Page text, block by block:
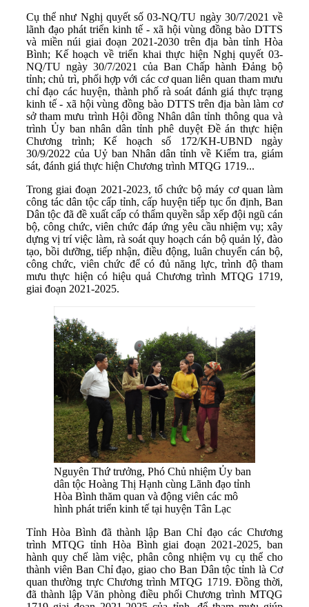
Cụ thể như Nghị quyết số 03-NQ/TU ngày 30/7/2021 về
lãnh đạo phát triển kinh tế - xã hội vùng đồng bào DTTS
và miền núi giai đoạn 2021-2030 trên địa bàn tỉnh Hòa
Bình; Kế hoạch về triển khai thực hiện Nghị quyết 03-
NQ/TU ngày 30/7/2021 của Ban Chấp hành Đảng bộ
tỉnh; chủ trì, phối hợp với các cơ quan liên quan tham mưu
chỉ đạo các huyện, thành phố rà soát đánh giá thực trạng
kinh tế - xã hội vùng đồng bào DTTS trên địa bàn làm cơ
sở tham mưu trình Hội đồng Nhân dân tỉnh thông qua và
trình Ủy ban nhân dân tỉnh phê duyệt Đề án thực hiện
Chương trình; Kế hoạch số 172/KH-UBND ngày
30/9/2022 của Uỷ ban Nhân dân tỉnh về Kiểm tra, giám
sát, đánh giá thực hiện Chương trình MTQG 1719...
Trong giai đoạn 2021-2023, tổ chức bộ máy cơ quan làm
công tác dân tộc cấp tỉnh, cấp huyện tiếp tục ổn định, Ban
Dân tộc đã đề xuất cấp có thẩm quyền sắp xếp đội ngũ cán
bộ, công chức, viên chức đáp ứng yêu cầu nhiệm vụ; xây
dựng vị trí việc làm, rà soát quy hoạch cán bộ quản lý, đào
tạo, bồi dưỡng, tiếp nhận, điều động, luân chuyển cán bộ,
công chức, viên chức để có đủ năng lực, trình độ tham
mưu thực hiện có hiệu quả Chương trình MTQG 1719,
giai đoạn 2021-2025.
Nguyên Thứ trưởng, Phó Chủ nhiệm Ủy ban
dân tộc Hoàng Thị Hạnh cùng Lãnh đạo tỉnh
Hòa Bình thăm quan và động viên các mô
hình phát triển kinh tế tại huyện Tân Lạc
Tỉnh Hòa Bình đã thành lập Ban Chỉ đạo các Chương
trình MTQG tỉnh Hòa Bình giai đoạn 2021-2025, ban
hành quy chế làm việc, phân công nhiệm vụ cụ thể cho
thành viên Ban Chỉ đạo, giao cho Ban Dân tộc tỉnh là Cơ
quan thường trực Chương trình MTQG 1719. Đồng thời,
đã thành lập Văn phòng điều phối Chương trình MTQG